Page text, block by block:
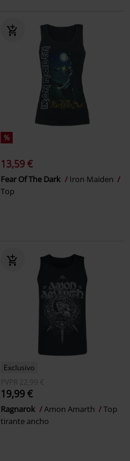
%
13,59 €
Fear Of The Dark
Iron Maiden
Top
Exclusivo
PVPR 22,99 €
19,99 €
Ragnarok Amon Amarth
Top
tirante ancho